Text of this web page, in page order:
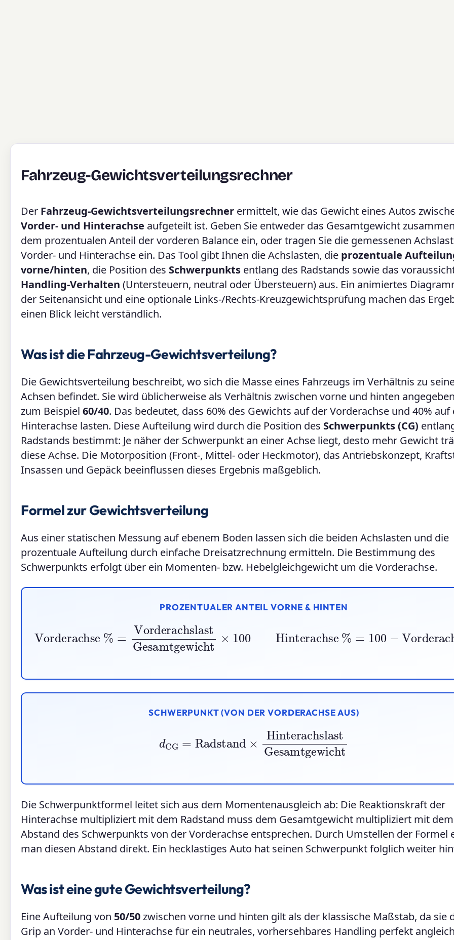
Fahrzeug-Gewichtsverteilungsrechner
Der Fahrzeug-Gewichtsverteilungsrechner ermittelt, wie das Gewicht eines Autos
Vorder- und Hinterachse aufgeteilt ist. Geben Sie entweder das Gesamtgewicht
dem prozentualen Anteil der vorderen Balance ein, oder tragen Sie die gemessenen
Vorder- und Hinterachse ein. Das Tool gibt Ihnen die Achslasten, die prozentuale
vorne/hinten, die Position des Schwerpunkts entlang des Radstands sowie das
Handling-Verhalten (Untersteuern, neutral oder Übersteuern) aus. Ein animiertes
der Seitenansicht und eine optionale Links-/Rechts-Kreuzgewichtsprüfung machen das
einen Blick leicht verständlich.
Was ist die Fahrzeug-Gewichtsverteilung?
Die Gewichtsverteilung beschreibt, wo sich die Masse eines Fahrzeugs im Verhältnis zu
Achsen befindet. Sie wird üblicherweise als Verhältnis zwischen vorne und hinten
zum Beispiel 60/40. Das bedeutet, dass 60% des Gewichts auf der Vorderachse und 40% auf
Hinterachse lasten. Diese Aufteilung wird durch die Position des Schwerpunkts (CG)
Radstands bestimmt: Je näher der Schwerpunkt an einer Achse liegt, desto mehr Gewicht
diese Achse. Die Motorposition (Front-, Mittel- oder Heckmotor), das Antriebskonzept,
Insassen und Gepäck beeinflussen dieses Ergebnis maßgeblich.
Formel zur Gewichtsverteilung
Aus einer statischen Messung auf ebenem Boden lassen sich die beiden Achslasten und die
prozentuale Aufteilung durch einfache Dreisatzrechnung ermitteln. Die Bestimmung des
Schwerpunkts erfolgt über ein Momenten- bzw. Hebelgleichgewicht um die Vorderachse.
PROZENTUALER ANTEIL VORNE & HINTEN
Vorderachslast
SCHWERPUNKT (VON DER VORDERACHSE AUS)
HinterachslastGesamtgewicht
Die Schwerpunktformel leitet sich aus dem Momentenausgleich ab: Die Reaktionskraft der
Hinterachse multipliziert mit dem Radstand muss dem Gesamtgewicht multipliziert mit dem
Abstand des Schwerpunkts von der Vorderachse entsprechen. Durch Umstellen der Formel
man diesen Abstand direkt. Ein hecklastiges Auto hat seinen Schwerpunkt folglich weiter
Was ist eine gute Gewichtsverteilung?
Eine Aufteilung von 50/50zwischen vorne und hinten gilt als der klassische Maßstab, da sie
Grip an Vorder- und Hinterachse für ein neutrales, vorhersehbares Handling perfekt